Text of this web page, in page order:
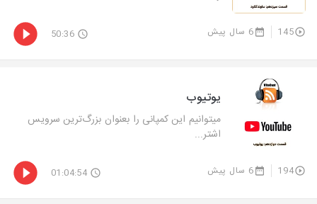
145 6 سال پیش 50:36
یوتیوب
میتوانیم این کمپانی را بعنوان بزرگ‌ترین سرویس
اشتر...
194 6 سال پیش 01:04:54